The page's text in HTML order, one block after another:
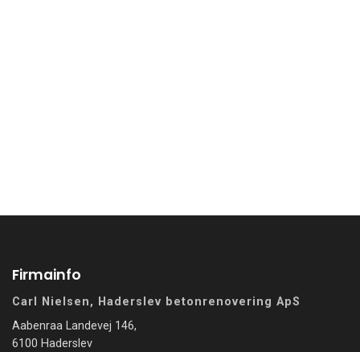
Firmainfo
Carl Nielsen, Haderslev betonrenovering ApS
Aabenraa Landevej 146,
6100 Haderslev